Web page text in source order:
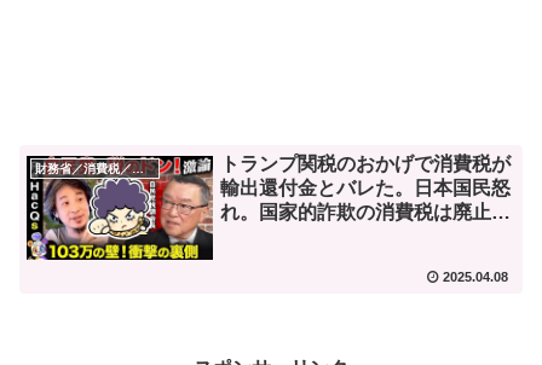
財務省／消費税／デフレ
トランプ関税のおかげで消費税が
輸出還付金とバレた。日本国民怒
れ。国家的詐欺の消費税は廃止
2025.04.08